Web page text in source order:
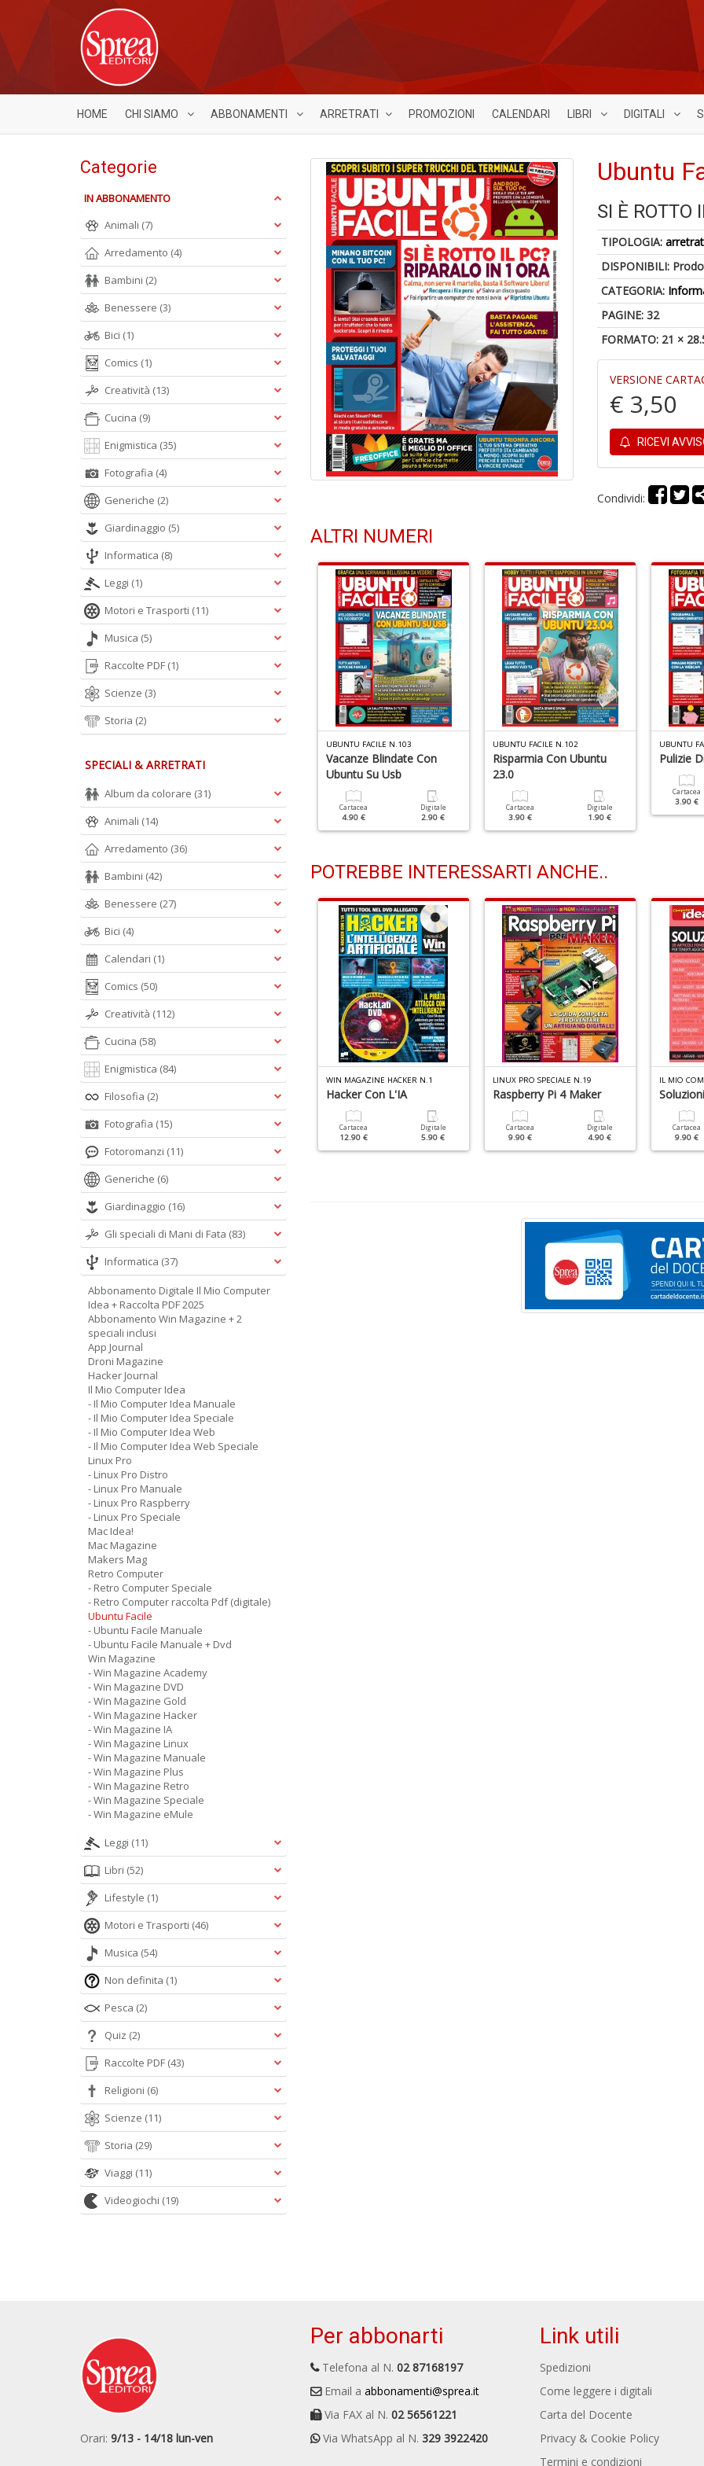
HOME CHI SIAMO ABBONAMENTI ARRETRATI PROMOZIONI CALENDARI LIBRI DIGITALI
Ubuntu
SI È ROTTO
TIPOLOGIA:
DISPONIBILI:
CATEGORIA:
PAGINE: 32
FORMATO: 21 ×
VERSIONE
€ 3,50
RICEVI
Condividi:
ALTRI NUMERI
Nel Futuro Con
Digitale
1.90 €
No, È Ubuntu!
Cartacea
3.50 €
Digitale
UBUNTU FACILE N.103
Vacanze Blindate Con
Ubuntu Su Usb
Cartacea
4.90 €
Digitale
2.90 €
UBUNTU FACILE N.102
Risparmia Con Ubuntu
23.0
Cartacea
3.90 €
Digitale
1.90 €
UBUNTU
Pulizie
Cartacea
3.90 €
POTREBBE INTERESSARTI ANCHE..
MAGAZINE ACADEMY N.2
Digitale
4.90 €
LINUX PRO DISTRO N.2
9.90 €
Digitale
4.90 €
WIN MAGAZINE HACKER N.1
Hacker Con L'IA
Cartacea
12.90 €
Digitale
5.90 €
LINUX PRO SPECIALE N.19
Raspberry Pi 4 Maker
Cartacea
9.90 €
Digitale
4.90 €
Cartacea
9.90 €
Categorie
IN ABBONAMENTO
Animali (7)
Arredamento (4)
Bambini (2)
Benessere (3)
Bici (1)
Comics (1)
Creatività (13)
Cucina (9)
Enigmistica (35)
Fotografia (4)
Generiche (2)
Giardinaggio (5)
Informatica (8)
Leggi (1)
Motori e Trasporti (11)
Musica (5)
Raccolte PDF (1)
Scienze (3)
Storia (2)
SPECIALI & ARRETRATI
Album da colorare (31)
Animali (14)
Arredamento (36)
Bambini (42)
Benessere (27)
Bici (4)
Calendari (1)
Comics (50)
Creatività (112)
Cucina (58)
Enigmistica (84)
Filosofia (2)
Fotografia (15)
Fotoromanzi (11)
Generiche (6)
Giardinaggio (16)
Gli speciali di Mani di Fata (83)
Informatica (37)
Abbonamento Digitale Il Mio Computer
Idea + Raccolta PDF 2025
Abbonamento Win Magazine + 2
speciali inclusi
App Journal
Droni Magazine
Hacker Journal
Il Mio Computer Idea
- Il Mio Computer Idea Manuale
- Il Mio Computer Idea Speciale
- Il Mio Computer Idea Web
- Il Mio Computer Idea Web Speciale
Linux Pro
- Linux Pro Distro
- Linux Pro Manuale
- Linux Pro Raspberry
- Linux Pro Speciale
Mac Idea!
Mac Magazine
Makers Mag
Retro Computer
- Retro Computer Speciale
- Retro Computer raccolta Pdf (digitale)
Ubuntu Facile
- Ubuntu Facile Manuale
- Ubuntu Facile Manuale + Dvd
Win Magazine
- Win Magazine Academy
- Win Magazine DVD
- Win Magazine Gold
- Win Magazine Hacker
- Win Magazine IA
- Win Magazine Linux
- Win Magazine Manuale
- Win Magazine Plus
- Win Magazine Retro
- Win Magazine Speciale
- Win Magazine eMule
Leggi (11)
Libri (52)
Lifestyle (1)
Motori e Trasporti (46)
Musica (54)
Non definita (1)
Pesca (2)
Quiz (2)
Raccolte PDF (43)
Religioni (6)
Scienze (11)
Storia (29)
Viaggi (11)
Videogiochi (19)
Orari: 9/13 - 14/18 lun-ven
Per abbonarti
Telefona al N. 02 87168197
Email a abbonamenti@sprea.it
Via FAX al N. 02 56561221
Via WhatsApp al N. 329 3922420
Link utili
Spedizioni
Come leggere i digitali
Carta del Docente
Privacy & Cookie Policy
Termini e condizioni